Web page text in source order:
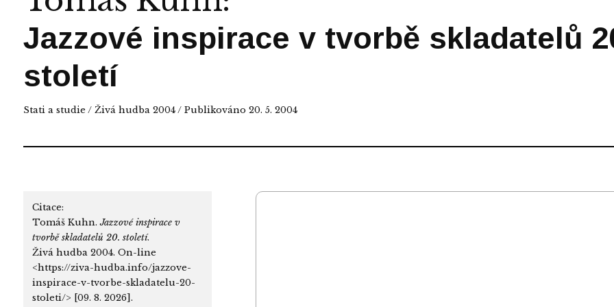
Jazzové inspirace v tvorbě skladatelů
století
Stati a studie / Živá hudba 2004/ Publikováno 20. 5. 2004
Citace:
Tomáš Kuhn.Jazzové inspirace v
tvorbě skladatelů 20. století.
Živá hudba 2004. On-line
<https://ziva-hudba.info/jazzove-
inspirace-v-tvorbe-skladatelu-20-
stoleti/> [09. 8. 2026].